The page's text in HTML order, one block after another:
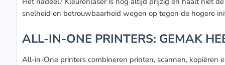
snelheid en betrouwbaarheid wegen op tegen de hogere
ALL-IN-ONE PRINTERS: GEMAK
All-in-One printers combineren printen, scannen, kopiëren